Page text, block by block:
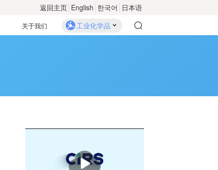
返回主页 English 한국어 日本语
关于我们 工业化学品
播
放